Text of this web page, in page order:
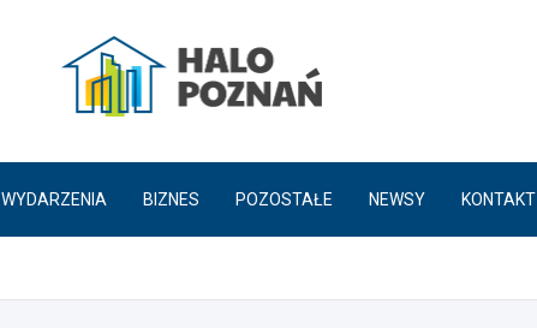
HaloPoznań.pl
WYDARZENIA BIZNES POZOSTAŁE NEWSY KONTAKT